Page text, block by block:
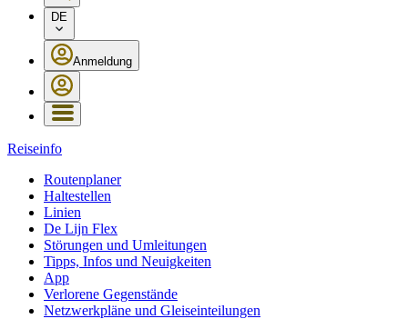
DE
Anmeldung
Reiseinfo
Routenplaner
Haltestellen
Linien
De Lijn Flex
Störungen und Umleitungen
Tipps, Infos und Neuigkeiten
App
Verlorene Gegenstände
Netzwerkpläne und Gleiseinteilungen